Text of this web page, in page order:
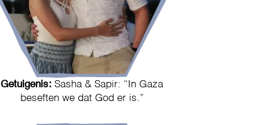
Getuigenis: Sasha & Sapir: “In Gaza
beseften we dat God er is.”